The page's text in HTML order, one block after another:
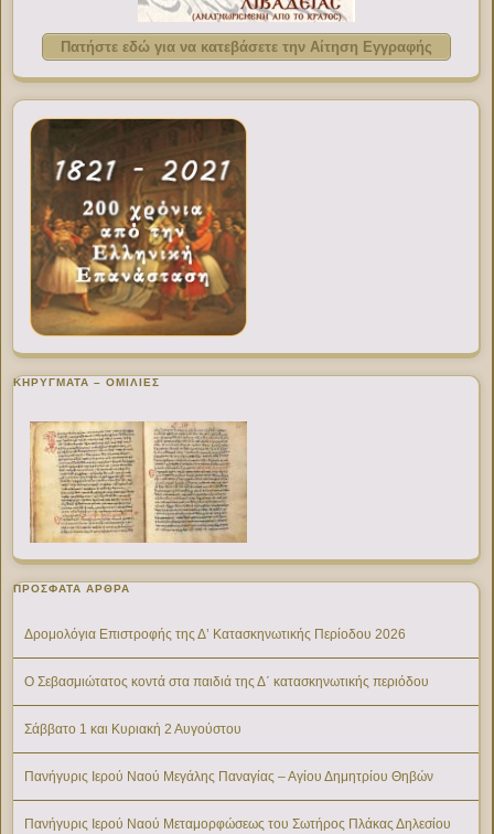
Πατήστε εδώ για να κατεβάσετε την Αίτηση Εγγραφής
ΚΗΡΥΓΜΑΤΑ – ΟΜΙΛΙΕΣ
ΠΡΌΣΦΑΤΑ ΆΡΘΡΑ
Δρομολόγια Επιστροφής της Δ’ Κατασκηνωτικής Περίοδου 2026
Ο Σεβασμιώτατος κοντά στα παιδιά της Δ΄ κατασκηνωτικής περιόδου
Σάββατο 1 και Κυριακή 2 Αυγούστου
Πανήγυρις Ιερού Ναού Μεγάλης Παναγίας – Αγίου Δημητρίου Θηβών
Πανήγυρις Ιερού Ναού Μεταμορφώσεως του Σωτήρος Πλάκας Δηλεσίου